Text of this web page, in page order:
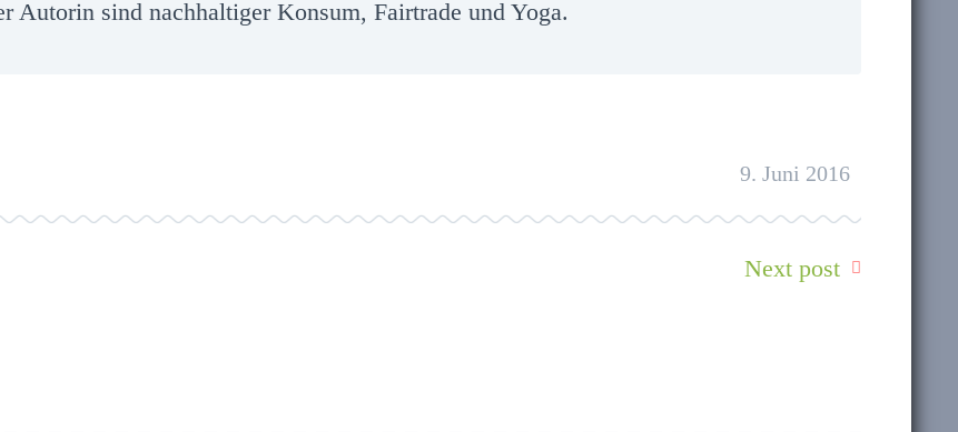
Autorin sind nachhaltiger Konsum, Fairtrade und Yoga.
9. Juni 2016
Next post